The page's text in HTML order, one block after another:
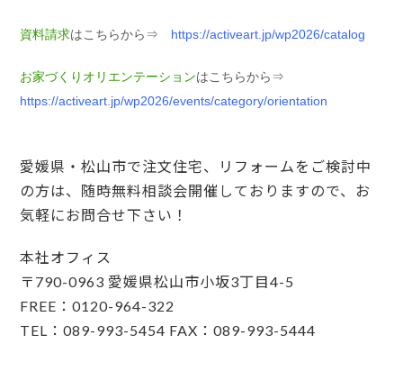
資料請求はこちらから⇒ https://activeart.jp/wp2026/catalog
お家づくりオリエンテーションはこちらから⇒
https://activeart.jp/wp2026/events/category/orientation
愛媛県・松山市で注文住宅、リフォームをご検討中
の方は、随時無料相談会開催しておりますので、お
気軽にお問合せ下さい！
本社オフィス
〒790-0963 愛媛県松山市小坂3丁目4-5
FREE：0120-964-322
TEL：089-993-5454 FAX：089-993-5444